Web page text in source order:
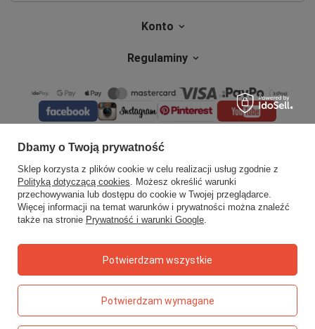
Konto
Regulaminy
Dbamy o Twoją prywatność
Sklep korzysta z plików cookie w celu realizacji usług zgodnie z
Polityką dotyczącą cookies. Możesz określić warunki
przechowywania lub dostępu do cookie w Twojej przeglądarce.
Więcej informacji na temat warunków i prywatności można znaleźć
także na stronie Prywatność i warunki Google.
Potwierdzam wymagane
Potwierdzam wszystkie